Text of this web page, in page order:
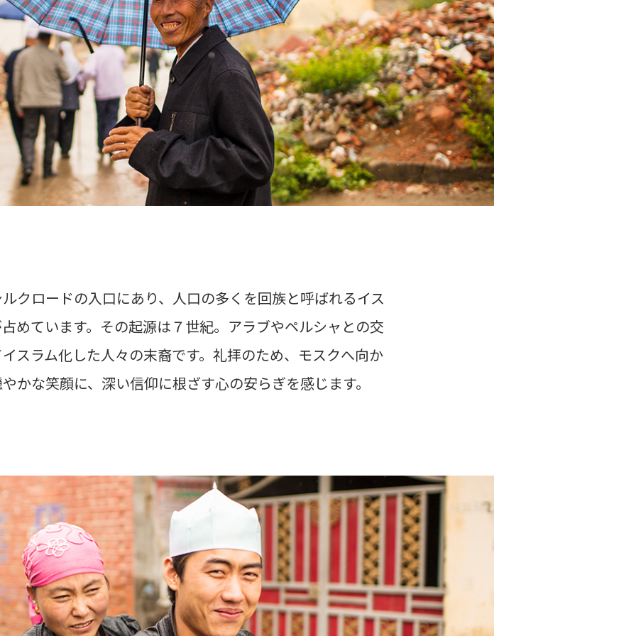
クロードの入口にあり、人口の多くを回族と呼ばれるイス
めています。その起源は７世紀。アラブやペルシャとの交
スラム化した人々の末裔です。礼拝のため、モスクへ向か
かな笑顔に、深い信仰に根ざす心の安らぎを感じます。